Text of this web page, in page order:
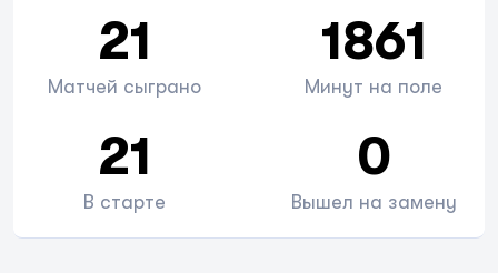
21
Матчей сыграно
1861
Минут на поле
21
В старте
0
Вышел на замену